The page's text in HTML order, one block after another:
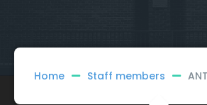
Home Staff members